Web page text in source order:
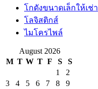
โกดังขนาดเล็กให้เช่า
โลจิสติกส์
ไมโครไพล์
August 2026
M T W T F S
S
1
2
3
4 5 6 7 8
9